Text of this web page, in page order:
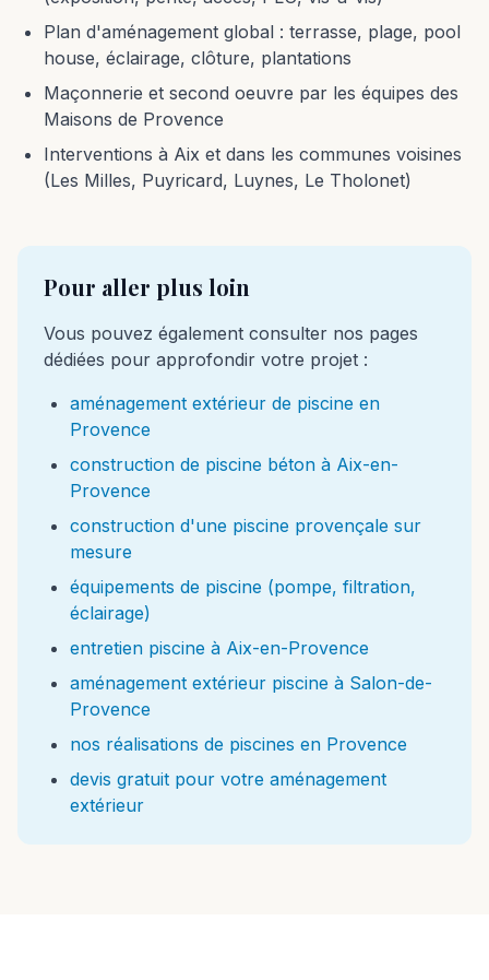
Plan d'aménagement global : terrasse, plage, pool
house, éclairage, clôture, plantations
Maçonnerie et second oeuvre par les équipes des
Maisons de Provence
Interventions à Aix et dans les communes voisines
(Les Milles, Puyricard, Luynes, Le Tholonet)
Pour aller plus loin
Vous pouvez également consulter nos pages
dédiées pour approfondir votre projet :
aménagement extérieur de piscine en
Provence
construction de piscine béton à Aix-en-
Provence
construction d'une piscine provençale sur
mesure
équipements de piscine (pompe, filtration,
éclairage)
entretien piscine à Aix-en-Provence
aménagement extérieur piscine à Salon-de-
Provence
nos réalisations de piscines en Provence
devis gratuit pour votre aménagement
extérieur